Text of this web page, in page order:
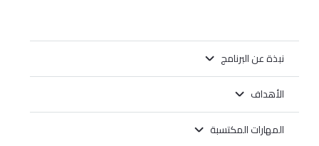
نبذة عن البرنامج
الأهداف
المهارات المكتسبة